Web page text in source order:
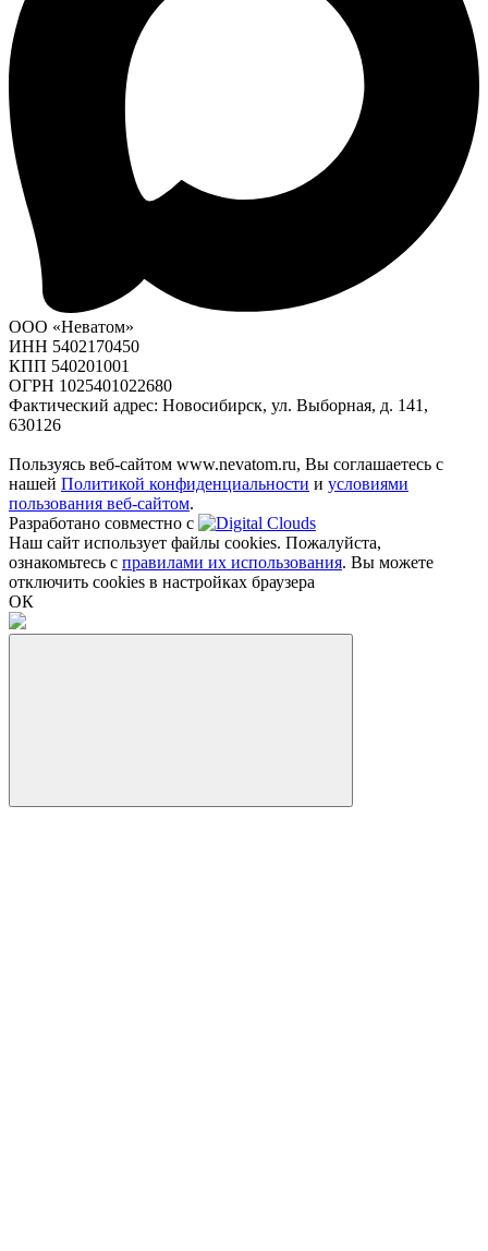
ООО «Неватом»
ИНН 5402170450
КПП 540201001
ОГРН 1025401022680
Фактический адрес: Новосибирск, ул. Выборная, д. 141,
630126
Пользуясь веб-сайтом www.nevatom.ru, Вы соглашаетесь с
нашей Политикой конфиденциальности и условиями
пользования веб-сайтом.
Разработано совместно с
Наш сайт использует файлы cookies. Пожалуйста,
ознакомьтесь с правилами их использования. Вы можете
отключить cookies в настройках браузера
ОК